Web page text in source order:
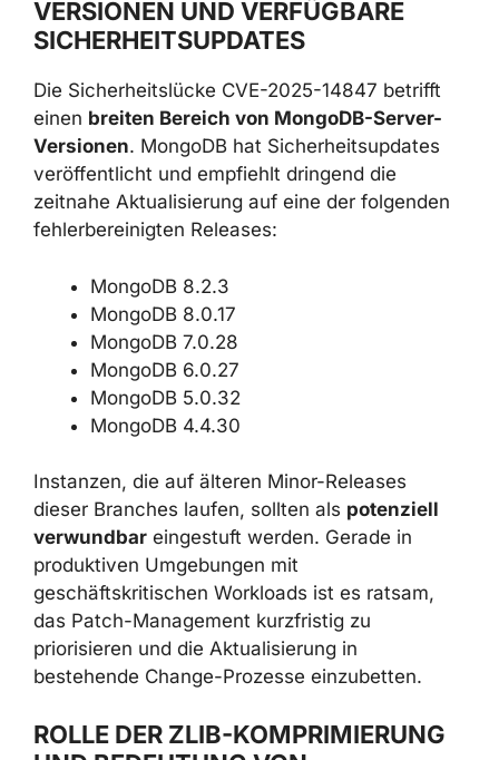
BETROFFENE MONGODB-
SICHERHEITSUPDATES
Die Sicherheitslücke CVE-2025-14847 betrifft
einenbreiten Bereich von MongoDB-Server-
Versionen. MongoDB hat Sicherheitsupdates
veröffentlicht und empfiehlt dringend die
folgenden fehlerbereinigten Releases:
MongoDB 8.2.3
MongoDB 8.0.17
MongoDB 7.0.28
MongoDB 6.0.27
MongoDB 4.4.30
Instanzen, die auf älteren Minor-Releases
dieser Branches laufen, sollten als
verwundbareingestuft werden. Gerade in
produktiven Umgebungen mit
geschäftskritischen Workloads ist es ratsam,
das Patch-Management kurzfristig zu
bestehende Change-Prozesse einzubetten.